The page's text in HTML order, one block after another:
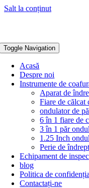
Salt la conținut
Toggle Navigation
Acasă
Despre noi
Instrumente de
Aparat de
Fiare de călcat
ondulator de
6 în 1 fiare de
3 în 1 păr
1.25 Inch
Perie de
Echipament de
blog
Politica de
Contactați-ne